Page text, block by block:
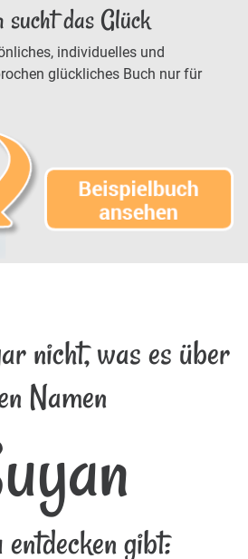
sucht das Glück
individuelles und
glückliches Buch nur für
nicht, was es über
Namen
gibt: